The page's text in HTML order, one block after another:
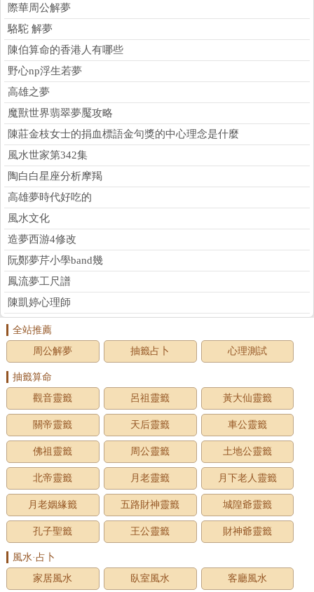
際華周公解夢
駱駝 解夢
陳伯算命的香港人有哪些
野心np浮生若夢
高雄之夢
魔獸世界翡翠夢魘攻略
陳莊金枝女士的捐血標語金句獎的中心理念是什麼
風水世家第342集
陶白白星座分析摩羯
高雄夢時代好吃的
風水文化
造夢西游4修改
阮鄭夢芹小學band幾
鳳流夢工尺譜
陳凱婷心理師
全站推薦
周公解夢
抽籤占卜 心理測試
抽籤算命
觀音靈籤
呂祖靈籤 黃大仙靈籤
關帝靈籤 天后靈籤 車公靈籤
佛祖靈籤 周公靈籤 土地公靈籤
北帝靈籤 月老靈籤 月下老人靈籤
月老姻緣籤 五路財神靈籤 城隍爺靈籤
孔子聖籤 王公靈籤 財神爺靈籤
風水·占卜
家居風水
臥室風水 客廳風水